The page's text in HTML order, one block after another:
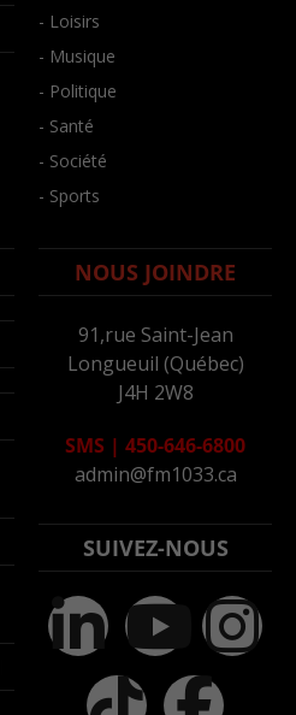
- Loisirs
- Musique
- Politique
- Santé
- Société
- Sports
NOUS JOINDRE
91,rue Saint-Jean
Longueuil (Québec)
J4H 2W8
SMS | 450-646-6800
admin@fm1033.ca
SUIVEZ-NOUS